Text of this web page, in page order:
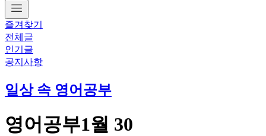
즐겨찾기
전체글
인기글
공지사항
일상 속 영어공부
영어공부1월 30